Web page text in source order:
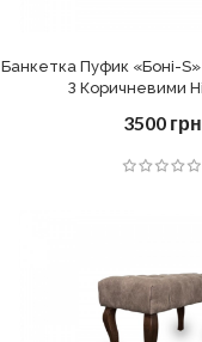
Банкетка Пуфик «Боні-
З Коричневими
3500 грн